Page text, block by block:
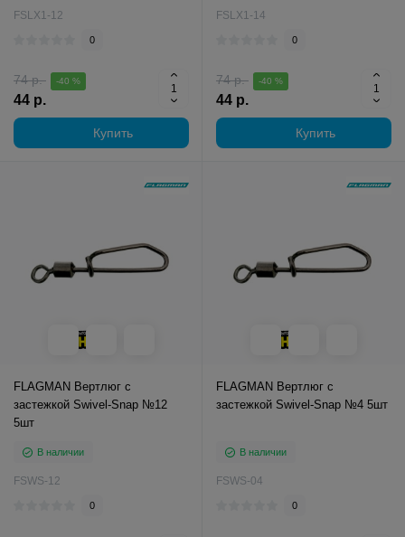
FSLX1-12
0
74 р. -40 %
44 р.
Купить
FSLX1-14
0
74 р. -40 %
44 р.
Купить
FLAGMAN Вертлюг с
застежкой Swivel-Snap №12
5шт
В наличии
FSWS-12
0
FLAGMAN Вертлюг с
застежкой Swivel-Snap №4 5шт
В наличии
FSWS-04
0